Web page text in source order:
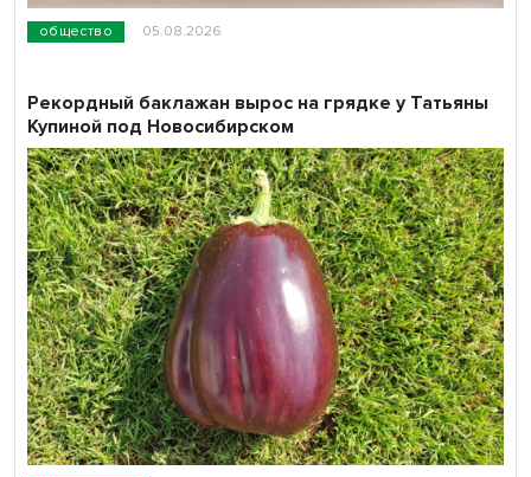
общество 05.08.2026
Рекордный баклажан вырос на грядке у Татьяны
Купиной под Новосибирском